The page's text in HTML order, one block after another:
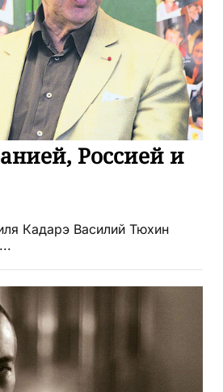
Россией и
Кадарэ Василий Тюхин